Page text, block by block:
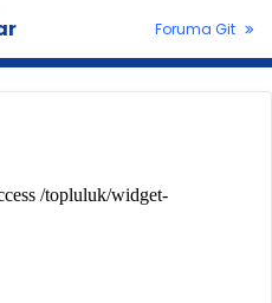
Foruma Git